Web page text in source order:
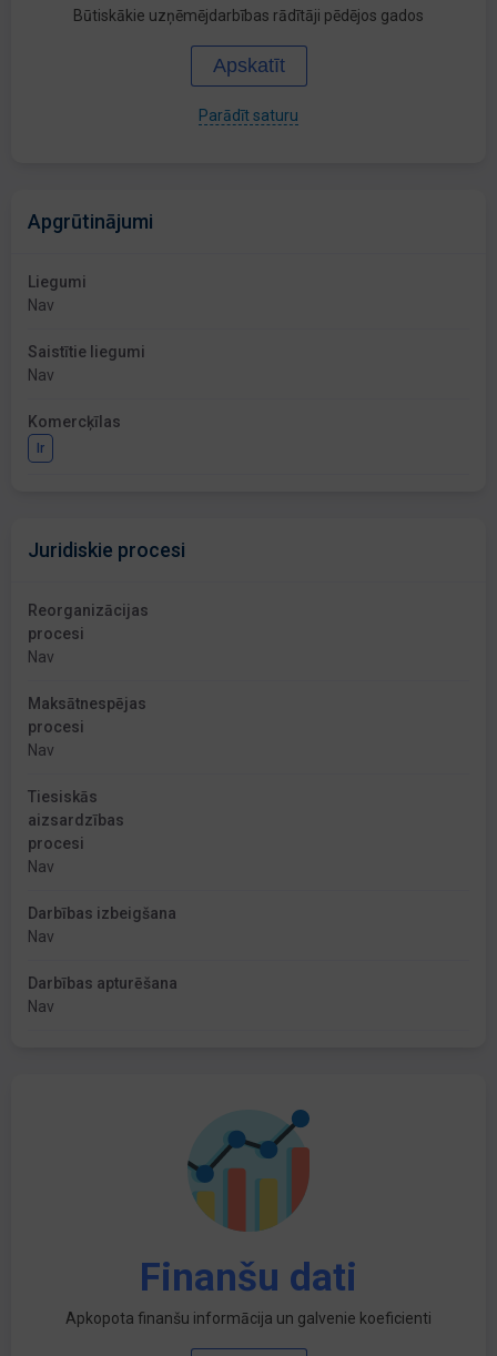
Būtiskākie uzņēmējdarbības rādītāji pēdējos gados
Apskatīt
Parādīt saturu
Apgrūtinājumi
Liegumi
Nav
Saistītie liegumi
Nav
Komercķīlas
Ir
Juridiskie procesi
Reorganizācijas
procesi
Nav
Maksātnespējas
procesi
Nav
Tiesiskās
aizsardzības
procesi
Nav
Darbības izbeigšana
Nav
Darbības apturēšana
Nav
Finanšu dati
Apkopota finanšu informācija un galvenie koeficienti